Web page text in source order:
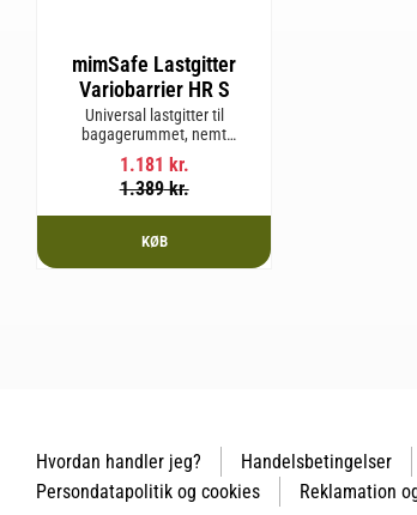
mimSafe Lastgitter
Variobarrier HR S
Universal lastgitter til
bagagerummet, nemt
justerbart for at passe bilens
form og sikre en tryg og sikker
rejse med kæledyr eller last.
1.181 kr.
1.389kr.
KØB
Hvordan handler jeg? Handelsbetingelser
Persondatapolitik og cookies
Reklamation